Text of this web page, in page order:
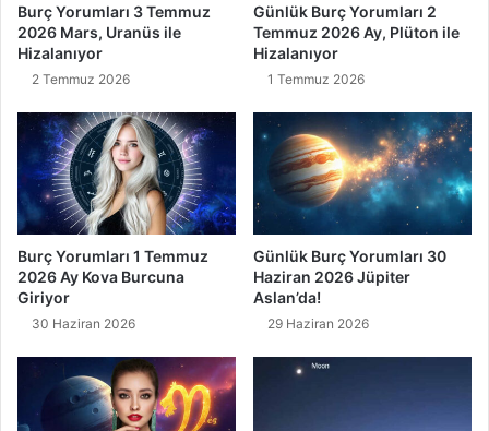
Burç Yorumları 3 Temmuz
2026 Mars, Uranüs ile
Hizalanıyor
2 Temmuz 2026
Günlük Burç Yorumları 2
Temmuz 2026 Ay, Plüton ile
Hizalanıyor
1 Temmuz 2026
Burç Yorumları 1 Temmuz
2026 Ay Kova Burcuna
Giriyor
30 Haziran 2026
Günlük Burç Yorumları 30
Haziran 2026 Jüpiter
Aslan’da!
29 Haziran 2026